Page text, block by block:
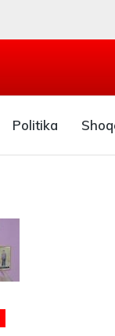
Politika